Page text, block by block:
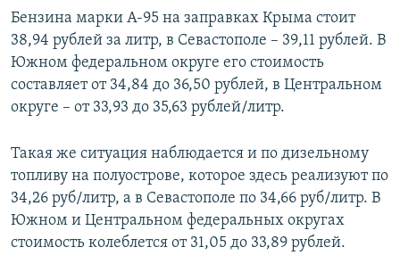
Бензина марки А-95 на заправках Крыма стоит
38,94 рублей за литр, в Севастополе – 39,11 рублей. В
Южном федеральном округе его стоимость
составляет от 34,84 до 36,50 рублей, в Центральном
округе – от 33,93 до 35,63 рублей/литр.
Такая же ситуация наблюдается и по дизельному
топливу на полуострове, которое здесь реализуют по
34,26 руб/литр, а в Севастополе по 34,66 руб/литр. В
Южном и Центральном федеральных округах
стоимость колеблется от 31,05 до 33,89 рублей.